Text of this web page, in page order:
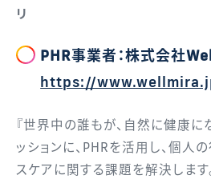
リ
PHR事業者：株式会社
https://
『世界中の誰もが、自然に健康に
ッションに、PHRを活用し、個人
スケアに関する課題を解決します